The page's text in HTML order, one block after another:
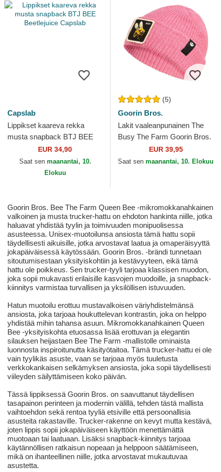
Capslab
Lippikset kaareva rekka
musta snapback BTJ BEE
Beetlejuice Capslab
EUR 34,90
Saat sen maanantai, 10.
Elokuu
(5)
Goorin Bros.
Lakit vaaleanpunainen The
Busy The Farm Goorin Bros.
EUR 39,95
Saat sen maanantai, 10. Elokuu
Goorin Bros. Bee The Farm Queen Bee -mikromokkanahkainen
valkoinen ja musta trucker-hattu on ehdoton hankinta niille, jotka
haluavat yhdistää tyylin ja toimivuuden monipuolisessa
asusteessa. Unisex-muotoilunsa ansiosta tämä hattu sopii
täydellisesti aikuisille, jotka arvostavat laatua ja omaperäisyyttä
jokapäiväisessä käytössään. Goorin Bros. -brändi tunnetaan
sitoutumisestaan yksityiskohtiin ja kestävyyteen, eikä tämä
hattu ole poikkeus. Sen trucker-tyyli tarjoaa klassisen muodon,
joka sopii mukavasti erilaisille kasvojen muodoille, ja snapback-
kiinnitys varmistaa turvallisen ja yksilöllisen istuvuuden.
Hatun muotoilu erottuu mustavalkoisen väriyhdistelmänsä
ansiosta, joka tarjoaa houkuttelevan kontrastin, joka on helppo
yhdistää mihin tahansa asuun. Mikromokkanahkainen Queen
Bee -yksityiskohta etuosassa lisää erottuvan ja elegantin
silauksen heijastaen Bee The Farm -mallistolle ominaista
luonnosta inspiroitunutta käsityötaitoa. Tämä trucker-hattu ei ole
vain tyylikäs asuste, vaan se tarjoaa myös tuuletusta
verkkokankaisen selkämyksen ansiosta, joka sopii täydellisesti
viileyden säilyttämiseen koko päivän.
Tässä lippiksessä Goorin Bros. on saavuttanut täydellisen
tasapainon perinteen ja modernin välillä, tehden tästä mallista
vaihtoehdon sekä rentoa tyyliä etsiville että persoonallisia
asusteita rakastaville. Trucker-rakenne on kevyt mutta kestävä,
joten lippis sopii jokapäiväiseen käyttöön menettämättä
muotoaan tai laatuaan. Lisäksi snapback-kiinnitys tarjoaa
käytännöllisen ratkaisun nopeaan ja helppoon säätämiseen,
mikä on ihanteellinen niille, jotka arvostavat mukautuvaa
asustetta.